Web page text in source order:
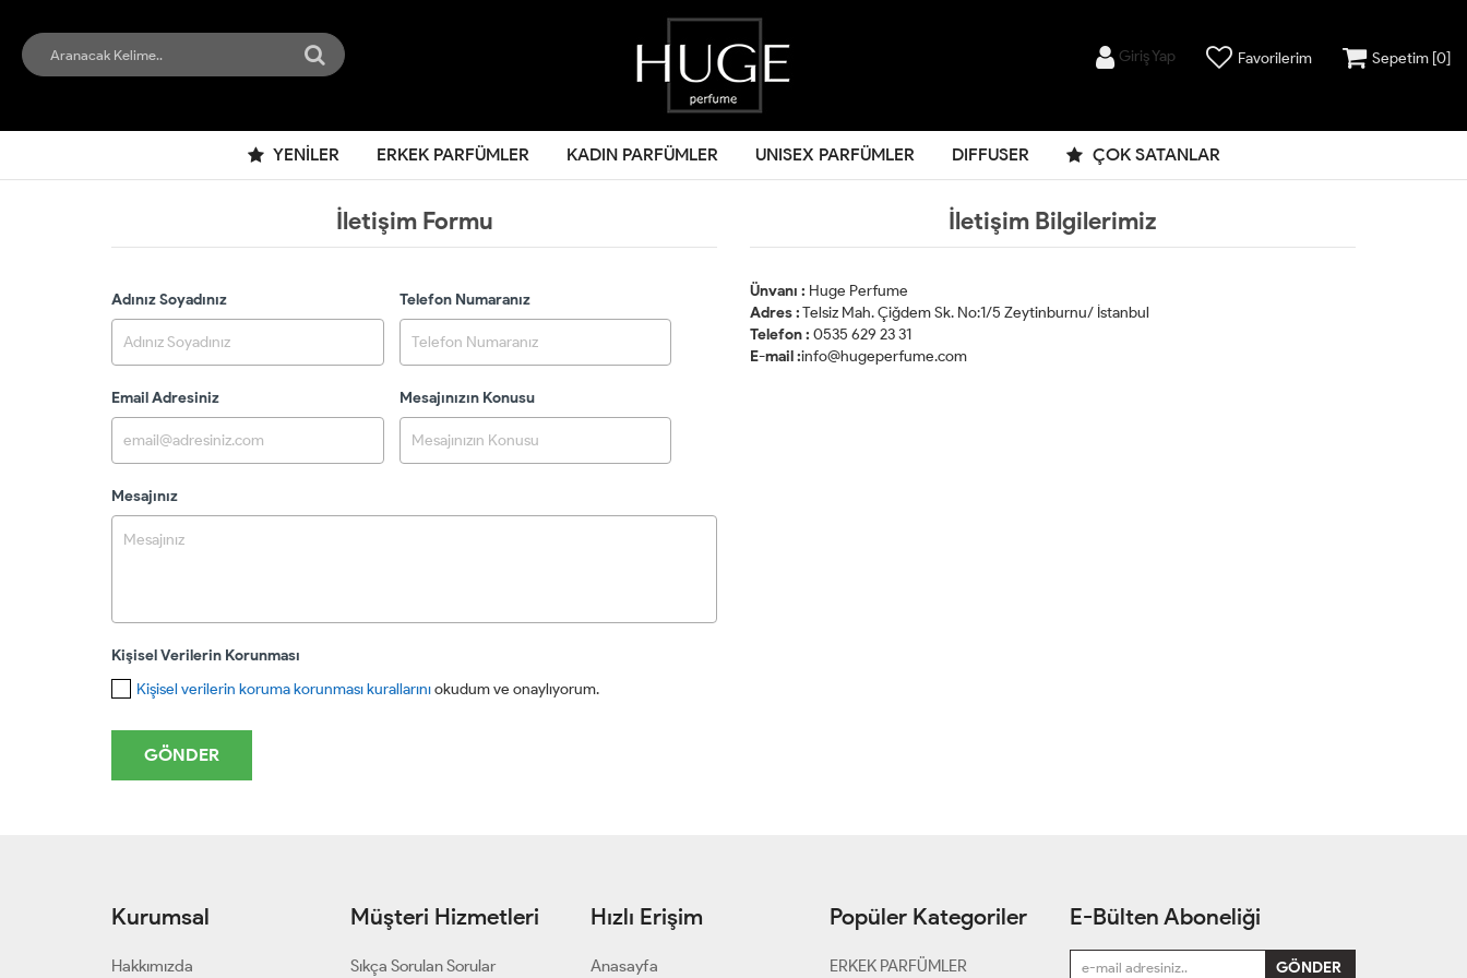
Giriş Yap Favorilerim Sepetim [0]
YENILER ERKEK PARFÜMLER KADIN PARFÜMLER UNISEX PARFÜMLER DIFFUSER ÇOK SATANLAR
İletişim Formu
Adınız Soyadınız Telefon Numaranız
Email Adresiniz Mesajınızın Konusu
Mesajınız
Kişisel Verilerin Korunması
Kişisel verilerin koruma korunması kurallarınıokudum ve onaylıyorum.
İletişim Bilgilerimiz
Ünvanı : Huge Perfume
Adres :Telsiz Mah. Çiğdem Sk. No:1/5 Zeytinburnu/ İstanbul
Telefon : 0535 629 23 31
E-mail :info@hugeperfume.com
Kurumsal
Hakkımızda
Müşteri Hizmetleri
Sıkça Sorulan Sorular
Hızlı Erişim
Anasayfa
Popüler Kategoriler
ERKEK PARFÜMLER
E-Bülten Aboneliği